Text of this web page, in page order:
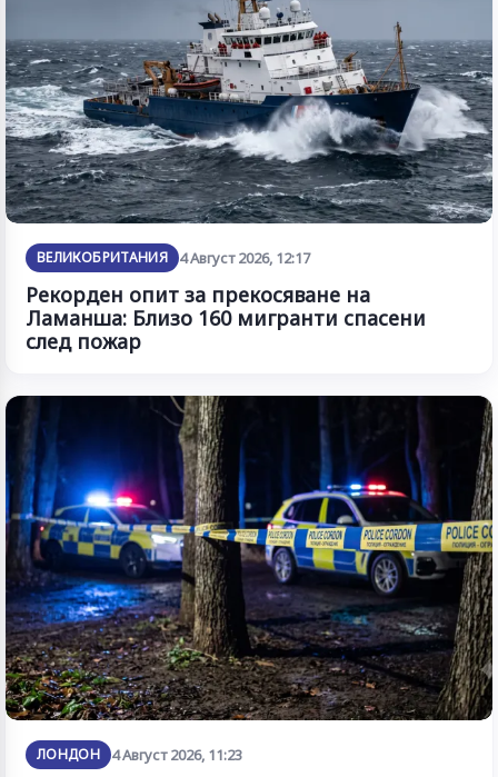
ВЕЛИКОБРИТАНИЯ 4 Август 2026, 12:17
Рекорден опит за прекосяване на
Ламанша: Близо 160 мигранти спасени
след пожар
ЛОНДОН 4 Август 2026, 11:23